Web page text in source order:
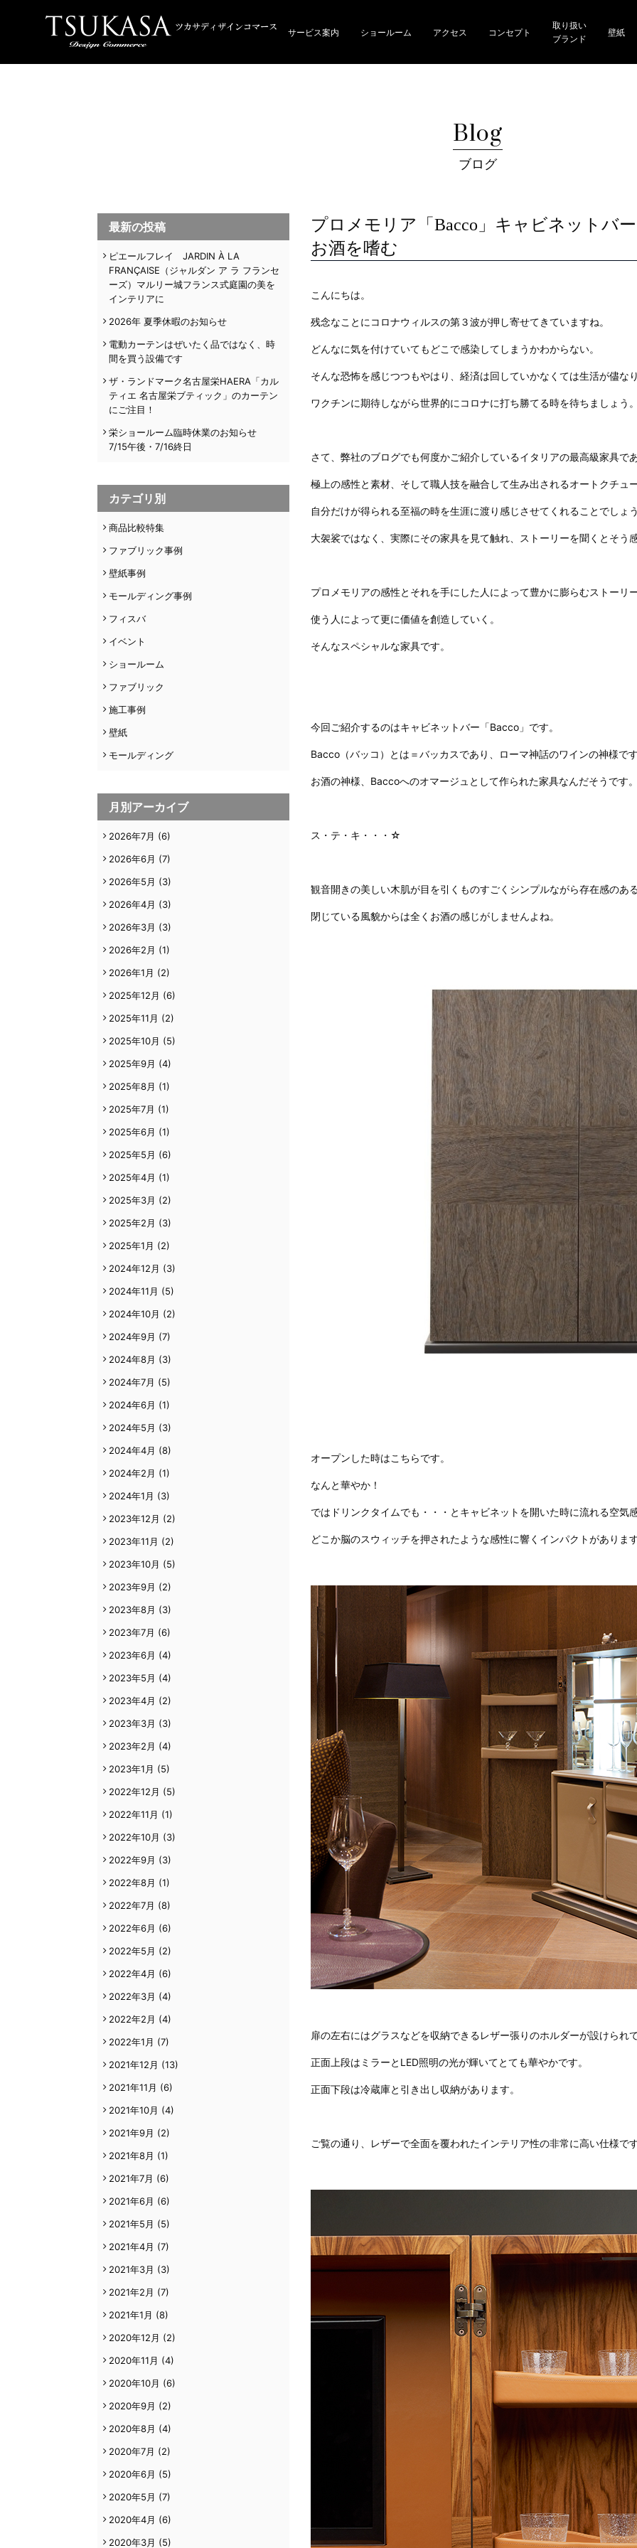
サービス案内 ショールーム アクセス コンセプト
取り扱い
ブランド
壁紙
Blog
ブログ
プロメモリア「Bacco」キャビネットバ
お酒を嗜む
こんにちは。
残念なことにコロナウィルスの第３波が押し寄せてきていますね。
どんなに気を付けていてもどこで感染してしまうかわからない。
そんな恐怖を感じつつもやはり、経済は回していかなくては生活が儘なり
ワクチンに期待しながら世界的にコロナに打ち勝てる時を待ちましょう。
さて、弊社のブログでも何度かご紹介しているイタリアの最高級家具で
極上の感性と素材、そして職人技を融合して生み出されるオートクチュ
自分だけが得られる至福の時を生涯に渡り感じさせてくれることでしょう
大袈裟ではなく、実際にその家具を見て触れ、ストーリーを聞くとそう感
プロメモリアの感性とそれを手にした人によって豊かに膨らむストーリー
使う人によって更に価値を創造していく。
そんなスペシャルな家具です。
今回ご紹介するのはキャビネットバー「Bacco」です。
Bacco（バッコ）とは＝バッカスであり、ローマ神話のワインの神様です
お酒の神様、Baccoへのオマージュとして作られた家具なんだそうです。
ス・テ・キ・・・☆
観音開きの美しい木肌が目を引くものすごくシンプルながら存在感のあ
閉じている風貌からは全くお酒の感じがしませんよね。
オープンした時はこちらです。
なんと華やか！
ではドリンクタイムでも・・・とキャビネットを開いた時に流れる空気
どこか脳のスウィッチを押されたような感性に響くインパクトがあります
扉の左右にはグラスなどを収納できるレザー張りのホルダーが設けられて
正面上段はミラーとLED照明の光が輝いてとても華やかです。
正面下段は冷蔵庫と引き出し収納があります。
ご覧の通り、レザーで全面を覆われたインテリア性の非常に高い仕様です
最新の投稿
ピエールフレイ JARDIN À LA
FRANÇAISE（ジャルダン ア ラ フランセ
ーズ）マルリー城フランス式庭園の美を
インテリアに
2026年 夏季休暇のお知らせ
電動カーテンはぜいたく品ではなく、時
間を買う設備です
ザ・ランドマーク名古屋栄HAERA「カル
ティエ 名古屋栄ブティック」のカーテン
にご注目！
栄ショールーム臨時休業のお知らせ
7/15午後・7/16終日
カテゴリ別
商品比較特集
ファブリック事例
壁紙事例
モールディング事例
フィスバ
イベント
ショールーム
ファブリック
施工事例
壁紙
モールディング
月別アーカイブ
2026年7月 (6)
2026年6月 (7)
2026年5月 (3)
2026年4月 (3)
2026年3月 (3)
2026年2月 (1)
2026年1月 (2)
2025年12月 (6)
2025年11月 (2)
2025年10月 (5)
2025年9月 (4)
2025年8月 (1)
2025年7月 (1)
2025年6月 (1)
2025年5月 (6)
2025年4月 (1)
2025年3月 (2)
2025年2月 (3)
2025年1月 (2)
2024年12月 (3)
2024年11月 (5)
2024年10月 (2)
2024年9月 (7)
2024年8月 (3)
2024年7月 (5)
2024年6月 (1)
2024年5月 (3)
2024年4月 (8)
2024年2月 (1)
2024年1月 (3)
2023年12月 (2)
2023年11月 (2)
2023年10月 (5)
2023年9月 (2)
2023年8月 (3)
2023年7月 (6)
2023年6月 (4)
2023年5月 (4)
2023年4月 (2)
2023年3月 (3)
2023年2月 (4)
2023年1月 (5)
2022年12月 (5)
2022年11月 (1)
2022年10月 (3)
2022年9月 (3)
2022年8月 (1)
2022年7月 (8)
2022年6月 (6)
2022年5月 (2)
2022年4月 (6)
2022年3月 (4)
2022年2月 (4)
2022年1月 (7)
2021年12月 (13)
2021年11月 (6)
2021年10月 (4)
2021年9月 (2)
2021年8月 (1)
2021年7月 (6)
2021年6月 (6)
2021年5月 (5)
2021年4月 (7)
2021年3月 (3)
2021年2月 (7)
2021年1月 (8)
2020年12月 (2)
2020年11月 (4)
2020年10月 (6)
2020年9月 (2)
2020年8月 (4)
2020年7月 (2)
2020年6月 (5)
2020年5月 (7)
2020年4月 (6)
2020年3月 (5)